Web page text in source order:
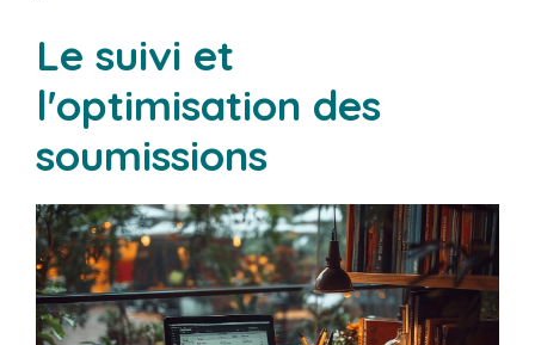
Le suivi et
l'optimisation des
soumissions